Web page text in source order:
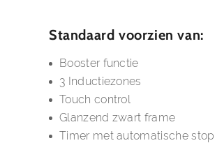
Standaard voorzien van:
Booster functie
3 Inductiezones
Touch control
Glanzend zwart frame
Timer met automatische stop